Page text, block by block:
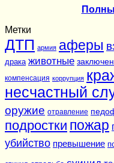
Метки
ДТП армия аферы
драка животные
компенсация коррупция
несчастный
оружие отравление
подростки пожар
убийство превышение